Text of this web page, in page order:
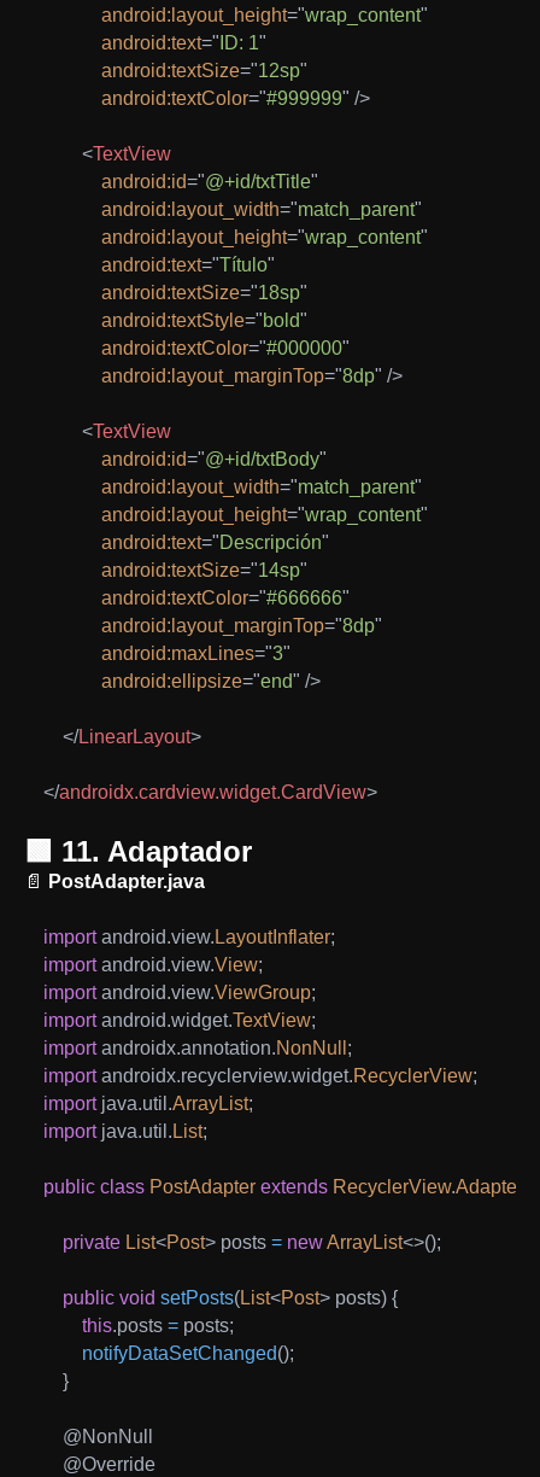
android: layout_height="wrap_content"
android:text=" ID: 1"
android:textSize="12sp"
android:textColor="#999999" />
<TextView
android:id="@+id/txtTitle"
android: layout_width="match_parent"
android: layout_height="wrap_content"
android:text="Título"
android:textSize="18sp"
android:textStyle="bold"
android:textColor="#000000"
android: layout_marginTop="8dp" />
<TextView
android:id="@+id/txtBody"
android: layout_width="match_parent"
android: layout_height="wrap_content"
android:text="Descripción"
android:textSize="14sp"
android:textColor="#666666"
android: layout_marginTop="8dp"
android:maxLines="3"
android:ellipsize="end" />
</LinearLayout>
</androidx.cardview.widget.CardView>
🟩 11. Adaptador
📄 PostAdapter.java
import android.view. LayoutInflater;
import android.view.View;
import android.view.ViewGroup;
import android.widget.TextView;
import androidx.annotation.NonNull ;
import androidx.recyclerview.widget.RecyclerView;
import java.util .ArrayList;
import java.util . List;
public class PostAdapter extends RecyclerView.Adapter
private List<Post> posts = newArrayList<>();
public void setPosts(List<Post> posts) {
this.posts = posts;
notifyDataSetChanged();
}
@NonNull
@Override